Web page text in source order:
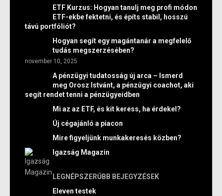
ETF Kurzus: Hogyan tanulj meg profi módon
ETF-ekbe fektetni, és építs stabil, hosszú
távú portfóliót?
Hogyan segít egy magántanár a megfelelő
tudás megszerzésében?
november 10, 2025
A pénzügyi tudatosság új arca – Ismerd
meg Orosz Istvánt, a pénzügyi coachot, aki
segít rendet tenni a pénzügyeidben
Mi az az ETF, és kit keress, ha érdekel?
Új cégajánló a piacon
Mire figyeljünk munkakeresés közben?
Igazság Magazin
LEGNÉPSZERŰBB BEJEGYZÉSEK
Eleven testek